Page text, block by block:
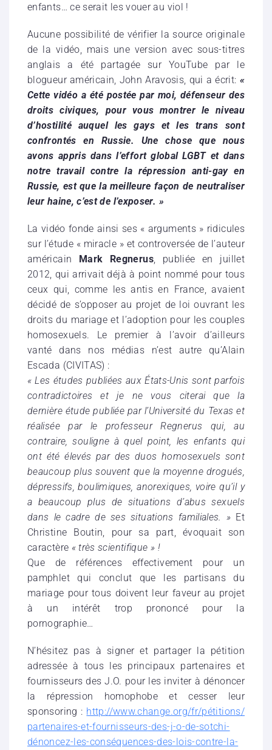
enfants… ce serait les vouer au viol !
Aucune possibilité de vérifier la source originale
de la vidéo, mais une version avec sous-titres
anglais a été partagée sur YouTube par le
blogueur américain, John Aravosis, qui a écrit: «
Cette vidéo a été postée par moi, défenseur des
droits civiques, pour vous montrer le niveau
d’hostilité auquel les gays et les trans sont
confrontés en Russie. Une chose que nous
avons appris dans l’effort global LGBT et dans
notre travail contre la répression anti-gay en
Russie, est que la meilleure façon de neutraliser
leur haine, c’est de l’exposer. »
La vidéo fonde ainsi ses « arguments » ridicules
sur l’étude « miracle » et controversée de l’auteur
américain Mark Regnerus, publiée en juillet
2012, qui arrivait déjà à point nommé pour tous
ceux qui, comme les antis en France, avaient
décidé de s’opposer au projet de loi ouvrant les
droits du mariage et l’adoption pour les couples
homosexuels. Le premier à l’avoir d’ailleurs
vanté dans nos médias n’est autre qu’Alain
Escada (CIVITAS) :
« Les études publiées aux États-Unis sont parfois
contradictoires et je ne vous citerai que la
dernière étude publiée par l’Université du Texas et
réalisée par le professeur Regnerus qui, au
contraire, souligne à quel point, les enfants qui
ont été élevés par des duos homosexuels sont
beaucoup plus souvent que la moyenne drogués,
dépressifs, boulimiques, anorexiques, voire qu’il y
a beaucoup plus de situations d’abus sexuels
dans le cadre de ses situations familiales. » Et
Christine Boutin, pour sa part, évoquait son
caractère « très scientifique » !
Que de références effectivement pour un
pamphlet qui conclut que les partisans du
mariage pour tous doivent leur faveur au projet
à un intérêt trop prononcé pour la
pornographie…
N’hésitez pas à signer et partager la pétition
adressée à tous les principaux partenaires et
fournisseurs des J.O. pour les inviter à dénoncer
la répression homophobe et cesser leur
sponsoring : http://www.change.org/fr/pétitions/
partenaires-et-fournisseurs-des-j-o-de-sotchi-
dénoncez-les-conséquences-des-lois-contre-la-